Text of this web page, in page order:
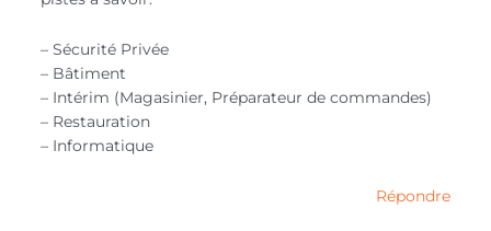
– Sécurité Privée
– Bâtiment
– Intérim (Magasinier, Préparateur de commandes)
– Restauration
– Informatique
Répondre